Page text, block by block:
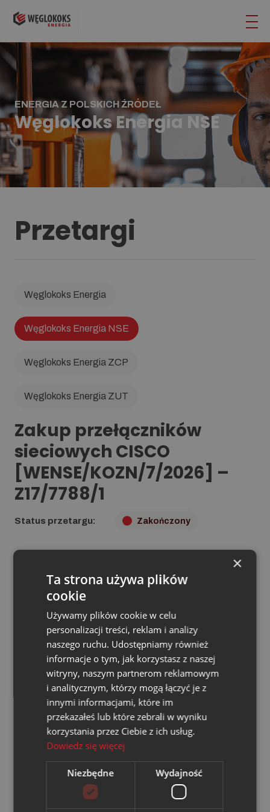
ENERGIA Z POLSKICH ŹRÓDEŁ
Węglokoks Energia NSE
Przetargi
Węglokoks Energia
Węglokoks Energia NSE
Węglokoks Energia ZCP
Węglokoks Energia ZUT
Zakup przełączników
sieciowych CISCO
[WENSE/KOZN/7/2026] –
Z17/7788/1
Status przetargu: Zakończony
Tryb po­stę­po­wa­nia: Konkurs Ofert z ogłoszeniem z
negocjacjami
ZAMAWIAJĄCY:
WĘGLOKOKS ENERGIA NSE sp. z o.o. z siedzibą w
Brzeszczach , ul. A. Mickiewicza 2, 32-620 Brzeszcze,
Sygnatura Postępowania Zakupowego Nr:
WENSE/KOZN/7/2026 (Platforma Logintrade
Z17/7788/1)
Konkurs ofert na realizację zamówienia pn.:„
przełączników sieciowych CISCO
[WENSE/KOZN/7/2026] –
Z17/7788/1
×
Ta strona używa plików
cookie
Używamy plików cookie w celu
personalizacji treści, reklam i analizy
naszego ruchu. Udostępniamy również
informacje o tym, jak korzystasz z naszej
witryny, naszym partnerom reklamowym
i analitycznym, którzy mogą łączyć je z
innymi informacjami, które im
przekazałeś lub które zebrali w wyniku
korzystania przez Ciebie z ich usług.
Dowiedz się więcej
Niezbędne Wydajność